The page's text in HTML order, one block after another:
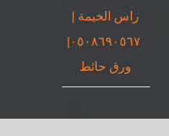
راس الخيمة |
٠٥٠٨٦٩٠٥٦٧|
ورق حائط